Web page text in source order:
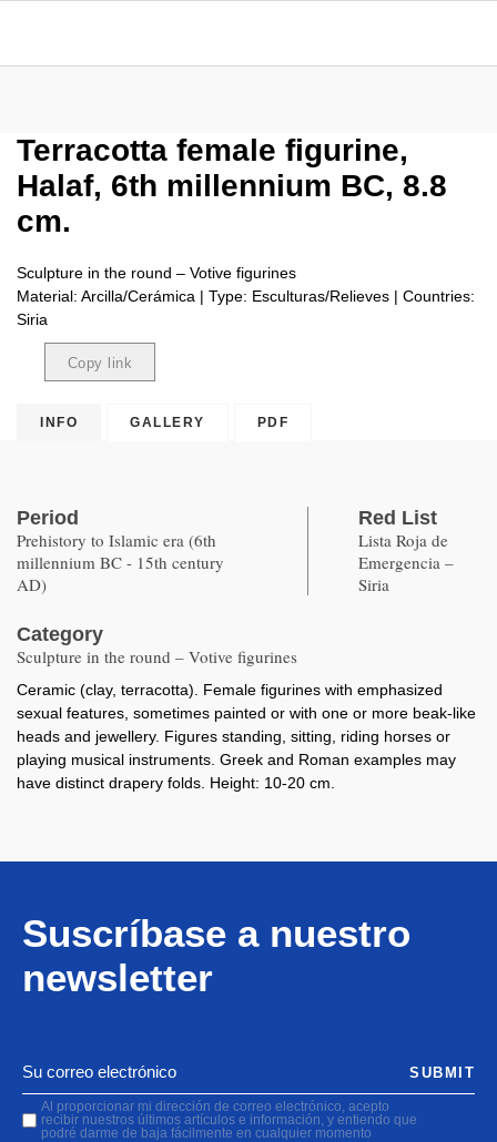
Terracotta female figurine,
Halaf, 6th millennium BC, 8.8
cm.
Sculpture in the round – Votive figurines
Material: Arcilla/Cerámica | Type: Esculturas/Relieves | Countries:
Siria
Copy link
INFO GALLERY PDF
Period
Prehistory to Islamic era (6th
millennium BC - 15th century
AD)
Red List
Lista Roja de
Emergencia –
Siria
Category
Sculpture in the round – Votive figurines
Ceramic (clay, terracotta). Female figurines with emphasized
sexual features, sometimes painted or with one or more beak-like
heads and jewellery. Figures standing, sitting, riding horses or
playing musical instruments. Greek and Roman examples may
have distinct drapery folds. Height: 10-20 cm.
Suscríbase a nuestro
newsletter
Al proporcionar mi dirección de correo electrónico, acepto
recibir nuestros últimos artículos e información, y entiendo que
podré darme de baja fácilmente en cualquier momento
SUBMIT